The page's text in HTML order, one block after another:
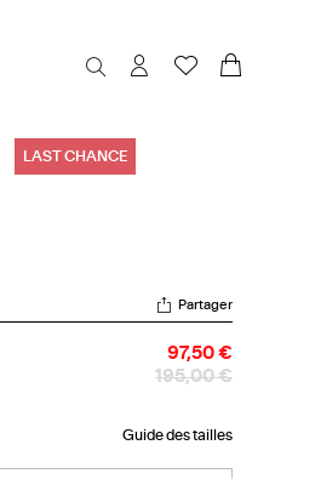
LAST CHANCE
Partager
195,00 €
97,50 €
Guide des tailles